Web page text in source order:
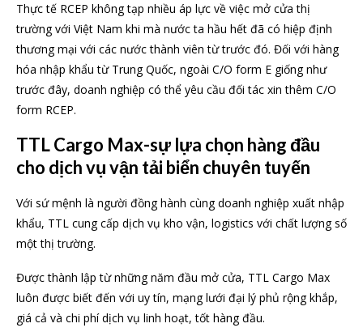
Thực tế RCEP không tạp nhiều áp lực về việc mở cửa thị
trường với Việt Nam khi mà nước ta hầu hết đã có hiệp định
thương mại với các nước thành viên từ trước đó. Đối với hàng
hóa nhập khẩu từ Trung Quốc, ngoài C/O form E giống như
trước đây, doanh nghiệp có thể yêu cầu đối tác xin thêm C/O
form RCEP.
TTL Cargo Max-sự lựa chọn hàng đầu
cho dịch vụ vận tải biển chuyên tuyến
Với sứ mệnh là người đồng hành cùng doanh nghiệp xuất nhập
khẩu, TTL cung cấp dịch vụ kho vận, logistics với chất lượng số
một thị trường.
Được thành lập từ những năm đầu mở cửa, TTL Cargo Max
luôn được biết đến với uy tín, mạng lưới đại lý phủ rộng khắp,
giá cả và chi phí dịch vụ linh hoạt, tốt hàng đầu.